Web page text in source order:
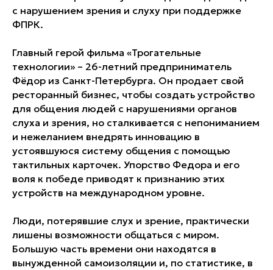
с нарушением зрения и слуху при поддержке
ФПРК.
Главный герой фильма «Трогательные
технологии» – 26-летний предприниматель
Фёдор из Санкт-Петербурга. Он продает свой
ресторанный бизнес, чтобы создать устройство
для общения людей с нарушениями органов
слуха и зрения, но сталкивается с непониманием
и нежеланием внедрять инновацию в
устоявшуюся систему общения с помощью
тактильных карточек. Упорство Федора и его
воля к победе приводят к признанию этих
устройств на международном уровне.
Люди, потерявшие слух и зрение, практически
лишены возможности общаться с миром.
Большую часть времени они находятся в
вынужденной самоизоляции и, по статистике, в